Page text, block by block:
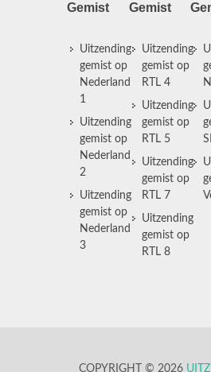
Gemist
Uitzending
gemist op
Nederland
1
Uitzending
gemist op
Nederland
2
Uitzending
gemist op
Nederland
3
Gemist
Uitzending
gemist op
RTL 4
Uitzending
gemist op
RTL 5
Uitzending
gemist op
RTL 7
Uitzending
gemist op
RTL 8
COPYRIGHT © 2026